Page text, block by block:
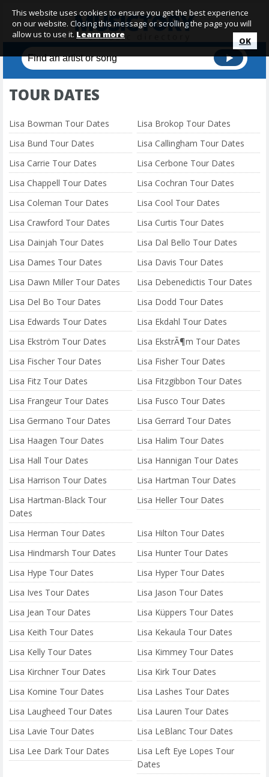
TOUR DATES
Lisa Bowman Tour Dates
Lisa Brokop Tour Dates
Lisa Bund Tour Dates
Lisa Callingham Tour Dates
Lisa Carrie Tour Dates
Lisa Cerbone Tour Dates
Lisa Chappell Tour Dates
Lisa Cochran Tour Dates
Lisa Coleman Tour Dates
Lisa Cool Tour Dates
Lisa Crawford Tour Dates
Lisa Curtis Tour Dates
Lisa Dainjah Tour Dates
Lisa Dal Bello Tour Dates
Lisa Dames Tour Dates
Lisa Davis Tour Dates
Lisa Dawn Miller Tour Dates
Lisa Debenedictis Tour Dates
Lisa Del Bo Tour Dates
Lisa Dodd Tour Dates
Lisa Edwards Tour Dates
Lisa Ekdahl Tour Dates
Lisa Ekström Tour Dates
Lisa EkstrÃ¶m Tour Dates
Lisa Fischer Tour Dates
Lisa Fisher Tour Dates
Lisa Fitz Tour Dates
Lisa Fitzgibbon Tour Dates
Lisa Frangeur Tour Dates
Lisa Fusco Tour Dates
Lisa Germano Tour Dates
Lisa Gerrard Tour Dates
Lisa Haagen Tour Dates
Lisa Halim Tour Dates
Lisa Hall Tour Dates
Lisa Hannigan Tour Dates
Lisa Harrison Tour Dates
Lisa Hartman Tour Dates
Lisa Hartman-Black Tour
Dates
Lisa Heller Tour Dates
Lisa Herman Tour Dates
Lisa Hilton Tour Dates
Lisa Hindmarsh Tour Dates
Lisa Hunter Tour Dates
Lisa Hype Tour Dates
Lisa Hyper Tour Dates
Lisa Ives Tour Dates
Lisa Jason Tour Dates
Lisa Jean Tour Dates
Lisa Küppers Tour Dates
Lisa Keith Tour Dates
Lisa Kekaula Tour Dates
Lisa Kelly Tour Dates
Lisa Kimmey Tour Dates
Lisa Kirchner Tour Dates
Lisa Kirk Tour Dates
Lisa Komine Tour Dates
Lisa Lashes Tour Dates
Lisa Laugheed Tour Dates
Lisa Lauren Tour Dates
Lisa Lavie Tour Dates
Lisa LeBlanc Tour Dates
Lisa Lee Dark Tour Dates
Lisa Left Eye Lopes Tour
Dates
This website uses cookies to ensure you get the best experience
on our website. Closing this message or scrolling the page you will
allow us to use it. Learn more
OK